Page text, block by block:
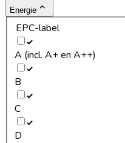
Energie
EPC-label
A (incl. A+ en A++)
B
C
D